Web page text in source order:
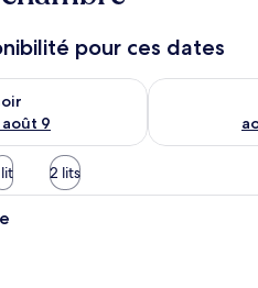
pour ces dates
9
pour ce soir août 8 - août 9
Vérifier la
lit 2 lits
Un lit avec une literie